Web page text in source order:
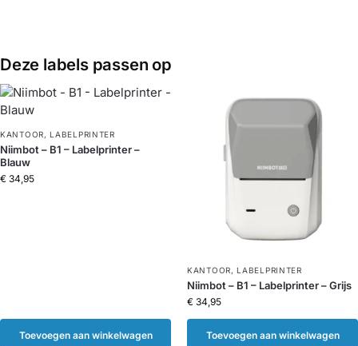
Deze labels passen op
KANTOOR, LABELPRINTER
Niimbot – B1 – Labelprinter –
Blauw
€ 34,95
Toevoegen aan winkelwagen
KANTOOR, LABELPRINTER
Niimbot – B1 – Labelprinter – Grijs
€ 34,95
Toevoegen aan winkelwagen